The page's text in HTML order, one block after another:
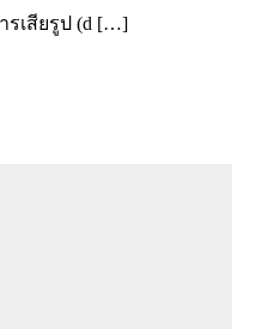
รเสียรูป (d […]